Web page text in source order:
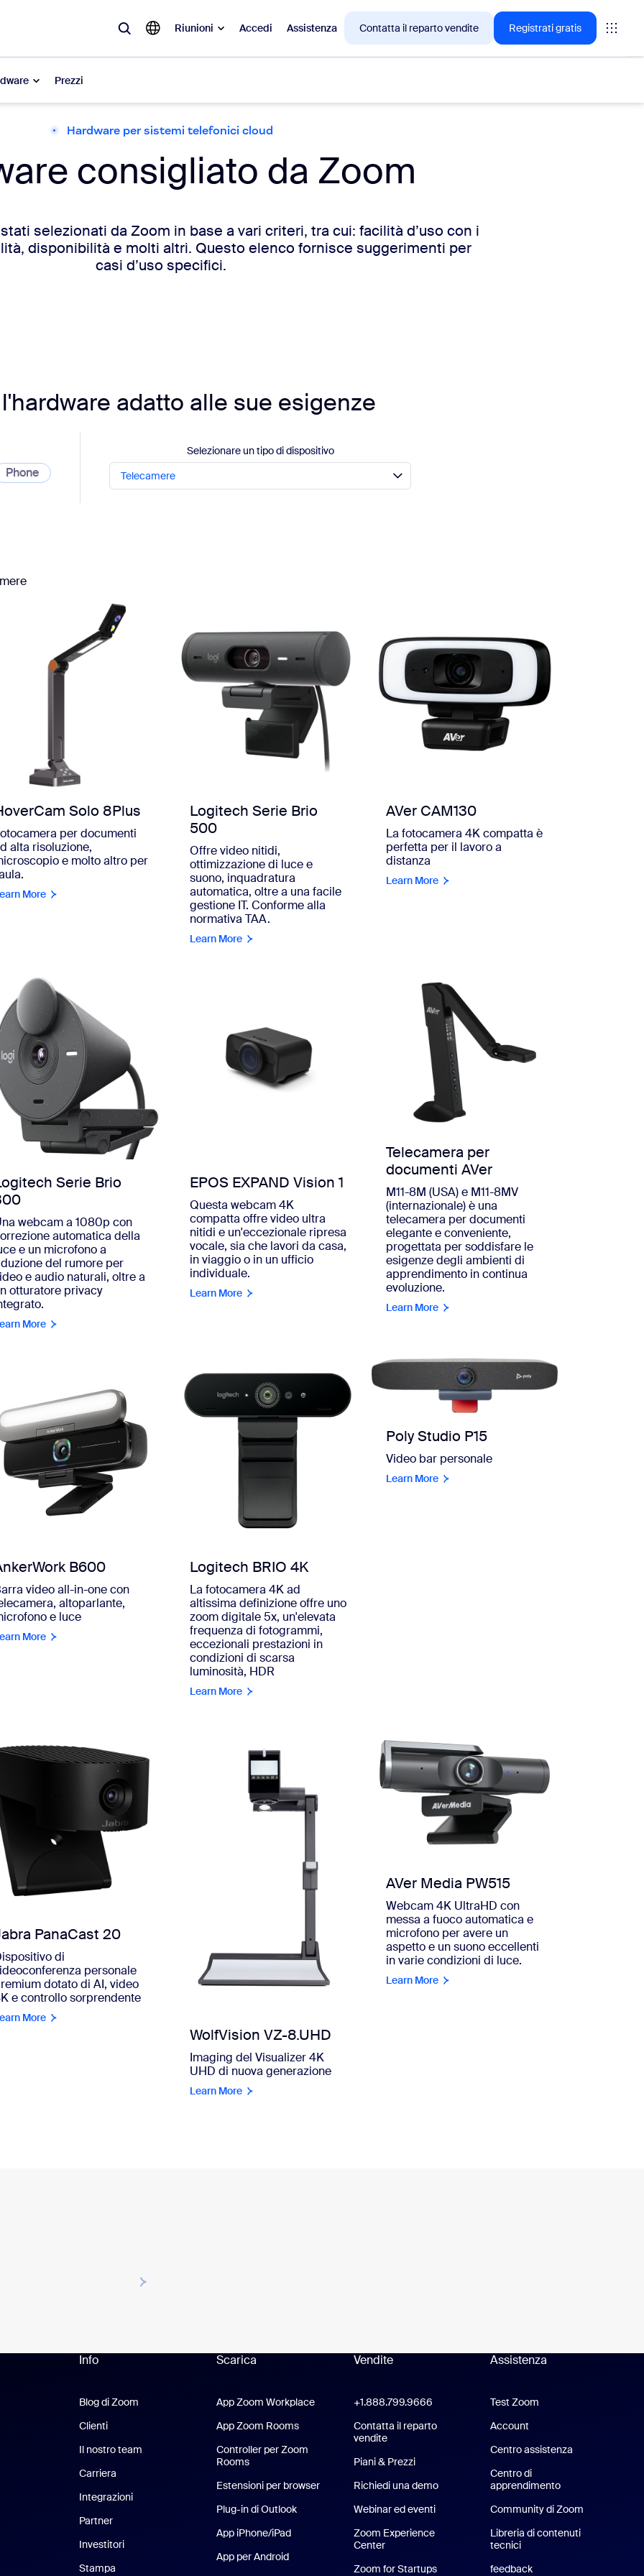
Prezzi
Riunioni Accedi Assistenza Contatta il reparto vendite Registrati gratis
del momento, le tendenze e le soluzioni che stanno riscuotendo più successo tra i clienti Zoom.
Rooms
Hardware per sistemi telefonici cloud
consigliato da Zoom
selezionati da Zoom in base a vari criteri, tra cui: facilità d’uso con i
disponibilità e molti altri. Questo elenco fornisce suggerimenti per
casi d’uso specifici.
adatto alle sue esigenze
Phone
Selezionare un tipo di dispositivo
Telecamere
Solo 8Plus
per documenti
alta risoluzione,
e molto altro per
More
Logitech Serie Brio
500
Offre video nitidi,
ottimizzazione di luce e
suono, inquadratura
automatica, oltre a una facile
gestione IT. Conforme alla
normativa TAA.
Learn More
AVer CAM130
La fotocamera 4K compatta è
perfetta per il lavoro a
distanza
Learn More
Serie Brio
webcam a 1080p con
automatica della
e un microfono a
del rumore per
e audio naturali, oltre a
otturatore privacy
More
EPOS EXPAND Vision 1
Questa webcam 4K
compatta offre video ultra
nitidi e un'eccezionale ripresa
vocale, sia che lavori da casa,
in viaggio o in un ufficio
individuale.
Learn More
Telecamera per
documenti AVer
M11-8M (USA) e M11-8MV
(internazionale) è una
telecamera per documenti
elegante e conveniente,
progettata per soddisfare le
esigenze degli ambienti di
apprendimento in continua
evoluzione.
Learn More
B600
video all-in-one con
altoparlante,
e luce
More
Logitech BRIO 4K
La fotocamera 4K ad
altissima definizione offre uno
zoom digitale 5x, un'elevata
frequenza di fotogrammi,
eccezionali prestazioni in
condizioni di scarsa
luminosità, HDR
Learn More
Poly Studio P15
Video bar personale
Learn More
PanaCast 20
di
personale
dotato di AI, video
e controllo sorprendente
More
WolfVision VZ-8.UHD
Imaging del Visualizer 4K
UHD di nuova generazione
Learn More
AVer Media PW515
Webcam 4K UltraHD con
messa a fuoco automatica e
microfono per avere un
aspetto e un suono eccellenti
in varie condizioni di luce.
Learn More
Info
Blog di Zoom
Clienti
Il nostro team
Carriera
Integrazioni
Partner
Investitori
Stampa
Scarica
App Zoom WorkplaceApp Zoom Workplace
App Zoom RoomsApp Zoom Rooms
Controller per Zoom
Rooms
Estensioni per browser
Plug-in di Outlook
App iPhone/iPadApp iPhone/iPad
App per AndroidApp per Android
Vendite
+1.888.799.9666 Clicca per chiamare
Contatta il reparto
vendite
Piani & PrezziPiani e prezzi
Richiedi una demoChiedi una dimostrazione
Webinar ed eventi
Zoom Experience
CenterZoom Experience Center
Zoom for StartupsZoom for Startups
Assistenza
Assistenza
Test Zoom
Account
Centro assistenza
Centro di
apprendimento
Community di Zoom
Libreria di contenuti
tecnici
feedback